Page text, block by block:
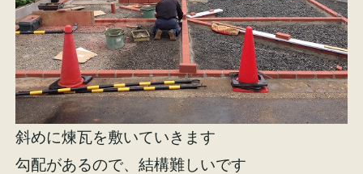
斜めに煉瓦を敷いていきます
勾配があるので、結構難しいです
イベント情報 来場予約
資料請求 お問い合わせ